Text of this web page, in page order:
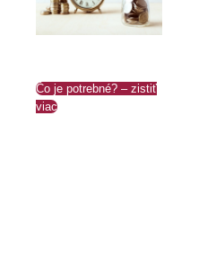
Čo je potrebné? – zistiť
viac